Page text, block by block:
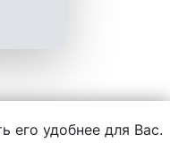
его удобнее для Вас.